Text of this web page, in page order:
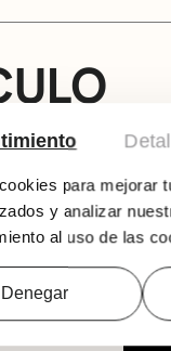
para mejorar
y analizar
al uso de las
Denegar
2
En